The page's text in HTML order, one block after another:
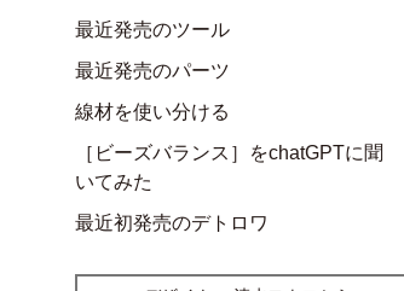
最近発売のツール
最近発売のパーツ
線材を使い分ける
［ビーズバランス］をchatGPTに聞
いてみた
最近初発売のデトロワ